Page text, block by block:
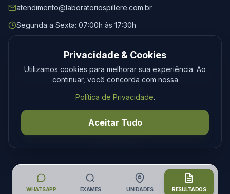
atendimento@laboratoriospillere.com.br
Segunda a Sexta: 07:00h às 17:30h
© 2026 Laboratório Spillere. Todos os direitos reservados.
PrivacidadeTermos
DesenvolvimentoTecmedia
Privacidade & Cookies
Utilizamos cookies para melhorar sua experiência. Ao
continuar, você concorda com nossa
Política de Privacidade.
Aceitar Tudo
WHATSAPP EXAMES UNIDADES RESULTADOS